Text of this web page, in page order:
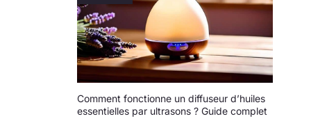
Comment fonctionne un diffuseur d’huiles
essentielles par ultrasons ? Guide complet